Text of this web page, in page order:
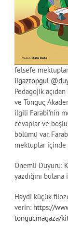
felsefe
ilgaztopgul
Pedagojik
ve Tonguç
ilgili Farabi’nin
cevaplar ve
bölümü var.
mektuplar içinde
Önemli Duyuru:
yazdığını
Haydi küçük
verin: https://
tongucmagaza/